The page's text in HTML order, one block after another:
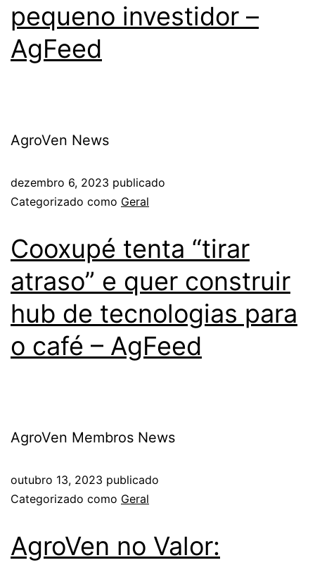
pequeno investidor –
AgFeed
AgroVen News
dezembro 6, 2023 publicado
Categorizado como Geral
Cooxupé tenta “tirar
atraso” e quer construir
hub de tecnologias para
o café – AgFeed
AgroVen Membros News
outubro 13, 2023 publicado
Categorizado como Geral
AgroVen no Valor: